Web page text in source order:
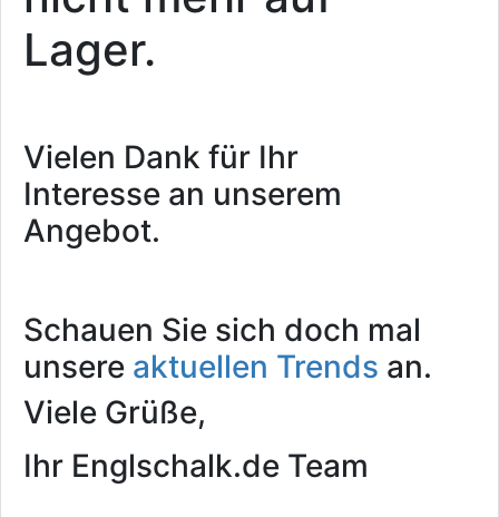
Lager.
Vielen Dank für Ihr
Interesse an unserem
Angebot.
Schauen Sie sich doch mal
unsere aktuellen Trends an.
Viele Grüße,
Ihr Englschalk.de Team